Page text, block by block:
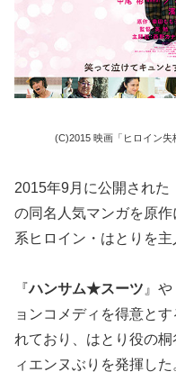
(C)2015 映画「ヒロイン
2015年9月に公開された
の同名人気マンガを原
系ヒロイン・はとりを主
『ハンサム★スーツ 』や
ョンコメディを得意と
れており、はとり役の
ィエンヌぶりを発揮した